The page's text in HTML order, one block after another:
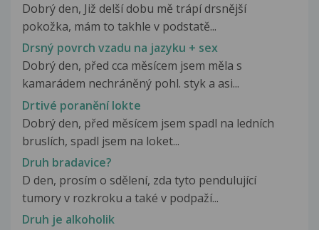
Dobrý den, Již delší dobu mě trápí drsnější
pokožka, mám to takhle v podstatě...
Drsný povrch vzadu na jazyku + sex
Dobrý den, před cca měsícem jsem měla s
kamarádem nechráněný pohl. styk a asi...
Drtivé poranění lokte
Dobrý den, před měsícem jsem spadl na ledních
bruslích, spadl jsem na loket...
Druh bradavice?
D den, prosím o sdělení, zda tyto pendulující
tumory v rozkroku a také v podpaží...
Druh je alkoholik